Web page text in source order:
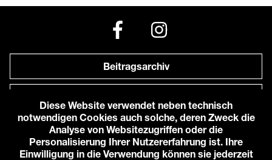
Beitragsarchiv
Anfahrt zu uns
Diese Website verwendet neben technisch
notwendigen Cookies auch solche, deren Zweck die
Analyse von Websitezugriffen oder die
Personalisierung Ihrer Nutzererfahrung ist. Ihre
Einwilligung in die Verwendung können sie jederzeit